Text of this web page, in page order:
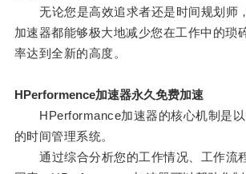
无论您是高效追求者还是时间规划师
加速器都能够极大地减少您在工作中的琐
率达到全新的高度。
HPerformence加速器永久免费加速
HPerformance加速器的核心机制是以
的时间管理系统。
通过综合分析您的工作情况、工作流